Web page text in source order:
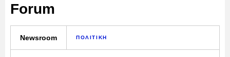
Forum
Newsroom ΠΟΛΙΤΙΚΗ